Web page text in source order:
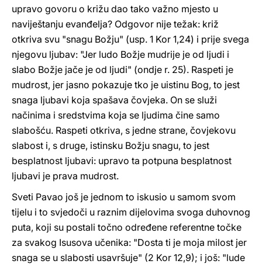
upravo govoru o križu dao tako važno mjesto u
naviještanju evanđelja? Odgovor nije težak: križ
otkriva svu "snagu Božju" (usp. 1 Kor 1,24) i prije svega
njegovu ljubav: "Jer ludo Božje mudrije je od ljudi i
slabo Božje jače je od ljudi" (ondje r. 25). Raspeti je
mudrost, jer jasno pokazuje tko je uistinu Bog, to jest
snaga ljubavi koja spašava čovjeka. On se služi
načinima i sredstvima koja se ljudima čine samo
slabošću. Raspeti otkriva, s jedne strane, čovjekovu
slabost i, s druge, istinsku Božju snagu, to jest
besplatnost ljubavi: upravo ta potpuna besplatnost
ljubavi je prava mudrost.
Sveti Pavao još je jednom to iskusio u samom svom
tijelu i to svjedoči u raznim dijelovima svoga duhovnog
puta, koji su postali točno određene referentne točke
za svakog Isusova učenika: "Dosta ti je moja milost jer
snaga se u slabosti usavršuje" (2 Kor 12,9); i još: "lude